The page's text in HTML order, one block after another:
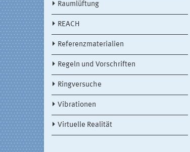
Raumlüftung
REACH
Referenzmaterialien
Regeln und Vorschriften
Ringversuche
Vibrationen
Virtuelle Realität